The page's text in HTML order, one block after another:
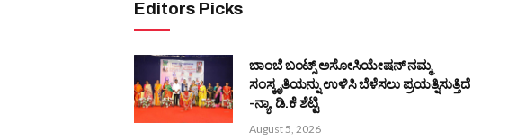
Editors Picks
ಬಾಂಬೆ ಬಂಟ್ಸ್ ಅಸೋಸಿಯೇಷನ್ ನಮ್ಮ
ಸಂಸ್ಕೃತಿಯನ್ನು ಉಳಿಸಿ ಬೆಳೆಸಲು ಪ್ರಯತ್ನಿಸುತ್ತಿದೆ
-ನ್ಯಾ. ಡಿ.ಕೆ ಶೆಟ್ಟಿ
August 5, 2026